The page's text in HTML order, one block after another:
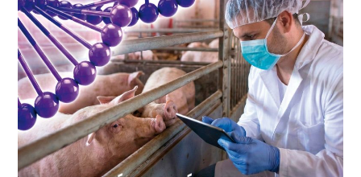
SP
R$ 7,15
kg
Trigo Atacado - Regional
PR
R$ 1.414,20
t
Trigo Atacado - Regional